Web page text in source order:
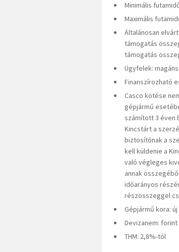
Minimális
Maximális
Általánosan
támogatás
támogatás
Ügyfelek:
Finanszírozható
Casco kötése
gépjármű
számított 3 éven
Kincstárt a
biztosítónak a
kell küldenie a
való végleges
annak
időarányos
részösszeggel
Gépjármű kora:
Devizanem: forint
THM: 2,8%-tól